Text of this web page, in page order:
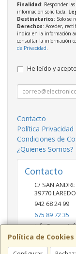
Política de
Finalidad: Responder
información solicitada;
Destinatarios: Solo se
Derechos: Acceder,
indica en la información
consultar la información
de Privacidad
He leído y
Contacto
Política Privacidad
Condiciones de
¿Quienes Somos?
Contacto
C/ SAN
39770LAREDO
942 68 24 99
675 89 72 35